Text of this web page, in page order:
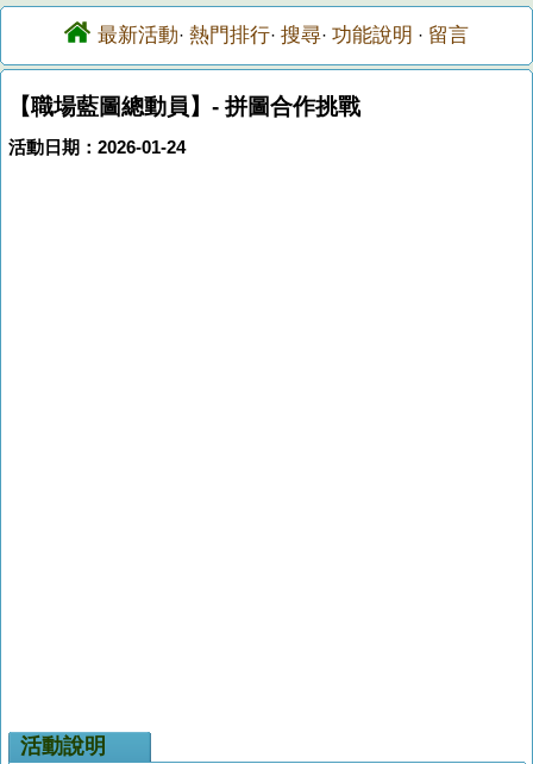
最新活動· 熱門排行· 搜尋· 功能說明 · 留言
【職場藍圖總動員】- 拼圖合作挑戰
活動日期：2026-01-24
活動說明